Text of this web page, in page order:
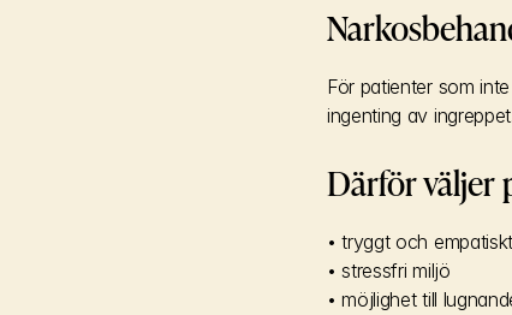
För patienter som
ingenting av
Därför väljer
• tryggt och
• stressfri miljö
• möjlighet till